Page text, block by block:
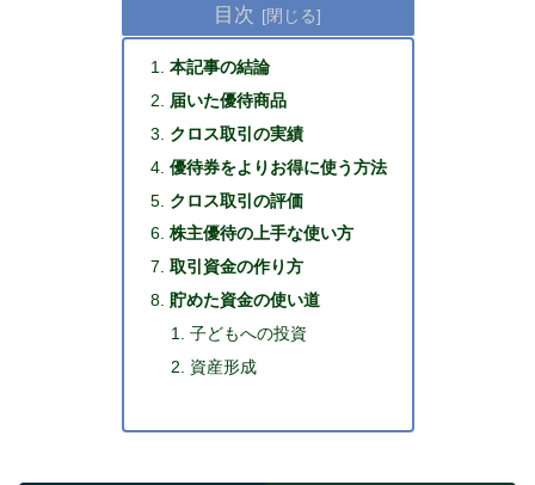
目次
本記事の結論
届いた優待商品
クロス取引の実績
優待券をよりお得に使う方法
クロス取引の評価
株主優待の上手な使い方
取引資金の作り方
貯めた資金の使い道
子どもへの投資
資産形成